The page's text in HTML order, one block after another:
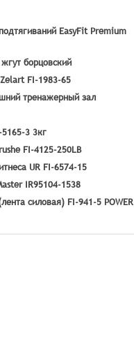
EasyFit Premium
борцовский
FI-1983-65
тренажерный зал
3 3кг
FI-4125-250LB
UR FI-6574-15
IR95104-1538
силовая) FI-941-5 POWER